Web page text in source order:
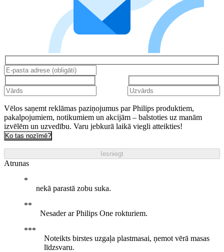
Vēlos saņemt reklāmas paziņojumus par Philips produktiem,
pakalpojumiem, notikumiem un akcijām – balstoties uz manām
izvēlēm un uzvedību. Varu jebkurā laikā viegli atteikties!
Ko tas nozīmē?
Iesniegt
Atrunas
nekā parastā zobu suka.
Nesader ar Philips One rokturiem.
Noteikts birstes uzgaļa plastmasai, ņemot vērā masas
līdzsvaru.